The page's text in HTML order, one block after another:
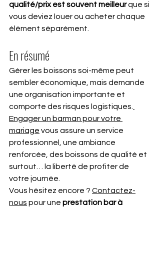
qualité/prix est souvent meilleur que si
vous deviez louer ou acheter chaque
élément séparément.
En résumé
Gérer les boissons soi-même peut
sembler économique, mais demande
une organisation importante et
comporte des risques logistiques.
Engager un barman pour votre
mariage vous assure un service
professionnel, une ambiance
renforcée, des boissons de qualité et
surtout… la liberté de profiter de
votre journée.
Vous hésitez encore ? Contactez-
nous pour une prestation bar à